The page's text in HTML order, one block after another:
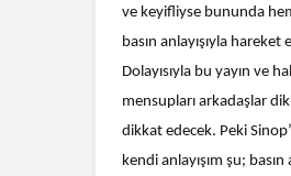
ve keyifliyse bununda
basın anlayışıyla
Dolayısıyla bu yayın ve
mensupları arkadaşlar
dikkat edecek. Peki
kendi anlayışım şu;